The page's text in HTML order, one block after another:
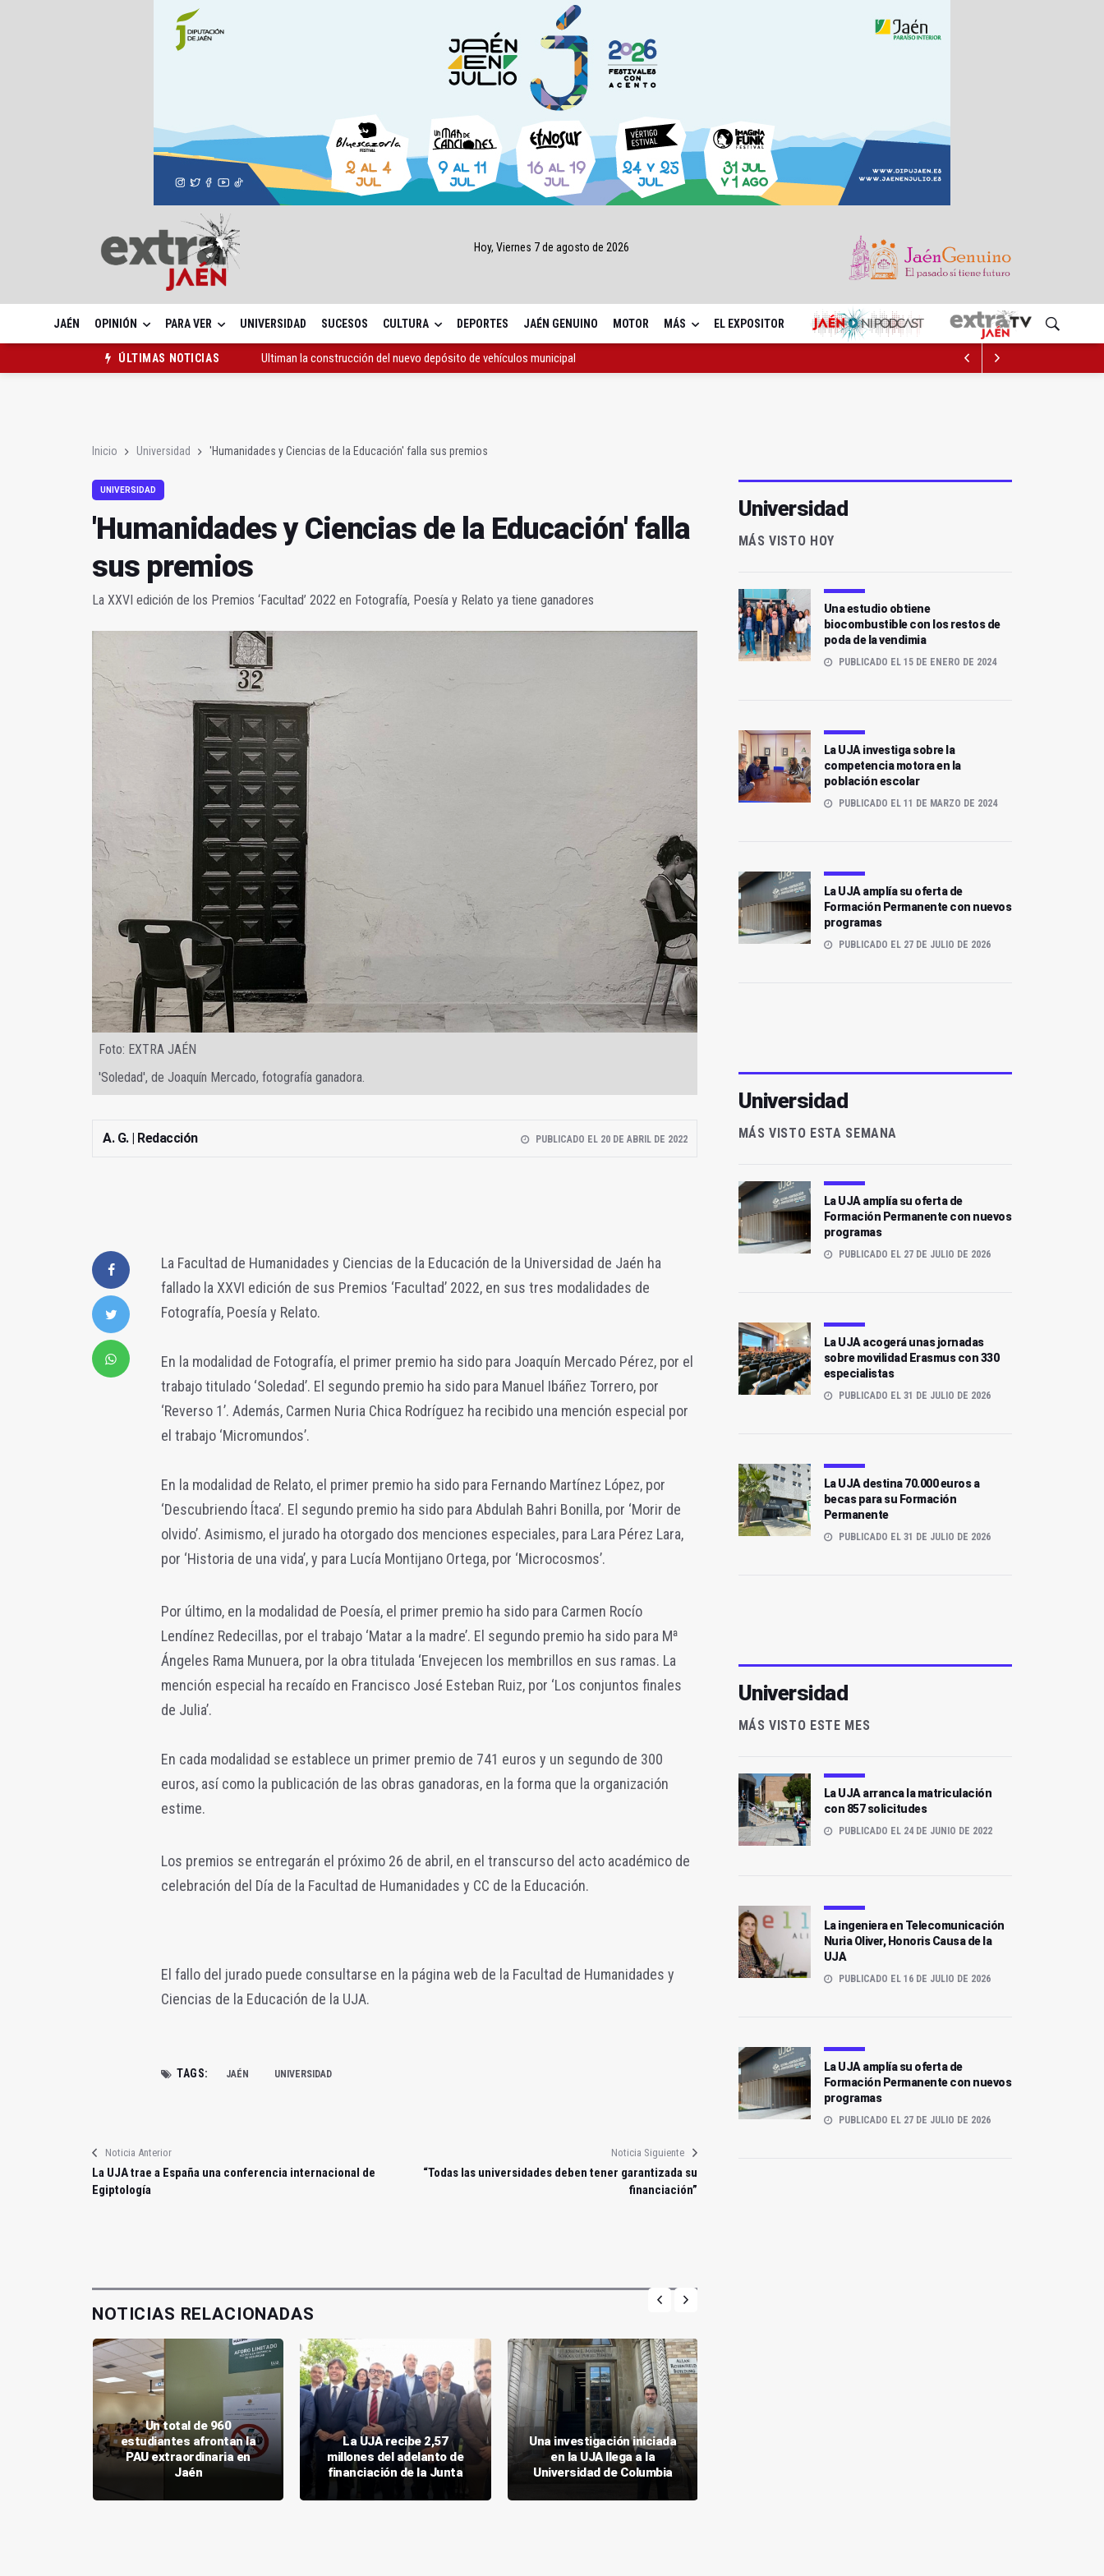
Hoy, Viernes 7 de agosto de 2026
JAÉN OPINIÓN PARA VER UNIVERSIDAD SUCESOS CULTURA DEPORTES JAÉN GENUINO MOTOR MÁS EL EXPOSITOR
ÚLTIMAS NOTICIAS
Ultiman la construcción del nuevo depósito de vehículos municipal
Inicio Universidad 'Humanidades y Ciencias de la Educación' falla sus premios
UNIVERSIDAD
'Humanidades y Ciencias de la Educación' falla
sus premios
La XXVI edición de los Premios ‘Facultad’ 2022 en Fotografía, Poesía y Relato ya tiene ganadores
Foto: EXTRA JAÉN
'Soledad', de Joaquín Mercado, fotografía ganadora.
A. G. | Redacción PUBLICADO EL 20 DE ABRIL DE 2022
La Facultad de Humanidades y Ciencias de la Educación de la Universidad de Jaén ha
fallado la XXVI edición de sus Premios ‘Facultad’ 2022, en sus tres modalidades de
Fotografía, Poesía y Relato.
En la modalidad de Fotografía, el primer premio ha sido para Joaquín Mercado Pérez, por el
trabajo titulado ‘Soledad’. El segundo premio ha sido para Manuel Ibáñez Torrero, por
‘Reverso 1’. Además, Carmen Nuria Chica Rodríguez ha recibido una mención especial por
el trabajo ‘Micromundos’.
En la modalidad de Relato, el primer premio ha sido para Fernando Martínez López, por
‘Descubriendo Ítaca’. El segundo premio ha sido para Abdulah Bahri Bonilla, por ‘Morir de
olvido’. Asimismo, el jurado ha otorgado dos menciones especiales, para Lara Pérez Lara,
por ‘Historia de una vida’, y para Lucía Montijano Ortega, por ‘Microcosmos’.
Por último, en la modalidad de Poesía, el primer premio ha sido para Carmen Rocío
Lendínez Redecillas, por el trabajo ‘Matar a la madre’. El segundo premio ha sido para Mª
Ángeles Rama Munuera, por la obra titulada ‘Envejecen los membrillos en sus ramas. La
mención especial ha recaído en Francisco José Esteban Ruiz, por ‘Los conjuntos finales
de Julia’.
En cada modalidad se establece un primer premio de 741 euros y un segundo de 300
euros, así como la publicación de las obras ganadoras, en la forma que la organización
estime.
Los premios se entregarán el próximo 26 de abril, en el transcurso del acto académico de
celebración del Día de la Facultad de Humanidades y CC de la Educación.
El fallo del jurado puede consultarse en la página web de la Facultad de Humanidades y
Ciencias de la Educación de la UJA.
TAGS: JAÉN UNIVERSIDAD
Noticia Anterior
La UJA trae a España una conferencia internacional de
Egiptología
Noticia Siguiente
“Todas las universidades deben tener garantizada su
financiación”
NOTICIAS RELACIONADAS
Un total de 960
estudiantes afrontan la
PAU extraordinaria en
Jaén
La UJA recibe 2,57
millones del adelanto de
financiación de la Junta
Una investigación iniciada
en la UJA llega a la
Universidad de Columbia
Universidad
MÁS VISTO HOY
Una estudio obtiene
biocombustible con los restos de
poda de la vendimia
PUBLICADO EL 15 DE ENERO DE 2024
La UJA investiga sobre la
competencia motora en la
población escolar
PUBLICADO EL 11 DE MARZO DE 2024
La UJA amplía su oferta de
Formación Permanente con nuevos
programas
PUBLICADO EL 27 DE JULIO DE 2026
Universidad
MÁS VISTO ESTA SEMANA
La UJA amplía su oferta de
Formación Permanente con nuevos
programas
PUBLICADO EL 27 DE JULIO DE 2026
La UJA acogerá unas jornadas
sobre movilidad Erasmus con 330
especialistas
PUBLICADO EL 31 DE JULIO DE 2026
La UJA destina 70.000 euros a
becas para su Formación
Permanente
PUBLICADO EL 31 DE JULIO DE 2026
Universidad
MÁS VISTO ESTE MES
La UJA arranca la matriculación
con 857 solicitudes
PUBLICADO EL 24 DE JUNIO DE 2022
La ingeniera en Telecomunicación
Nuria Oliver, Honoris Causa de la
UJA
PUBLICADO EL 16 DE JULIO DE 2026
La UJA amplía su oferta de
Formación Permanente con nuevos
programas
PUBLICADO EL 27 DE JULIO DE 2026